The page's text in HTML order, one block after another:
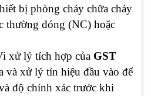
bị phòng cháy chữa cháy
thường đóng (NC) hoặc
xử lý tích hợp của GST
và xử lý tín hiệu đầu vào để
độ chính xác trước khi